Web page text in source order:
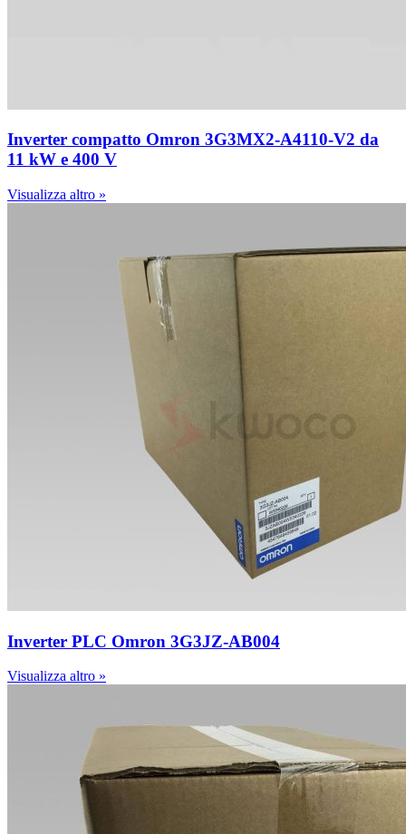
Inverter compatto Omron 3G3MX2-A4110-V2 da
11 kW e 400 V
Visualizza altro »
Inverter PLC Omron 3G3JZ-AB004
Visualizza altro »